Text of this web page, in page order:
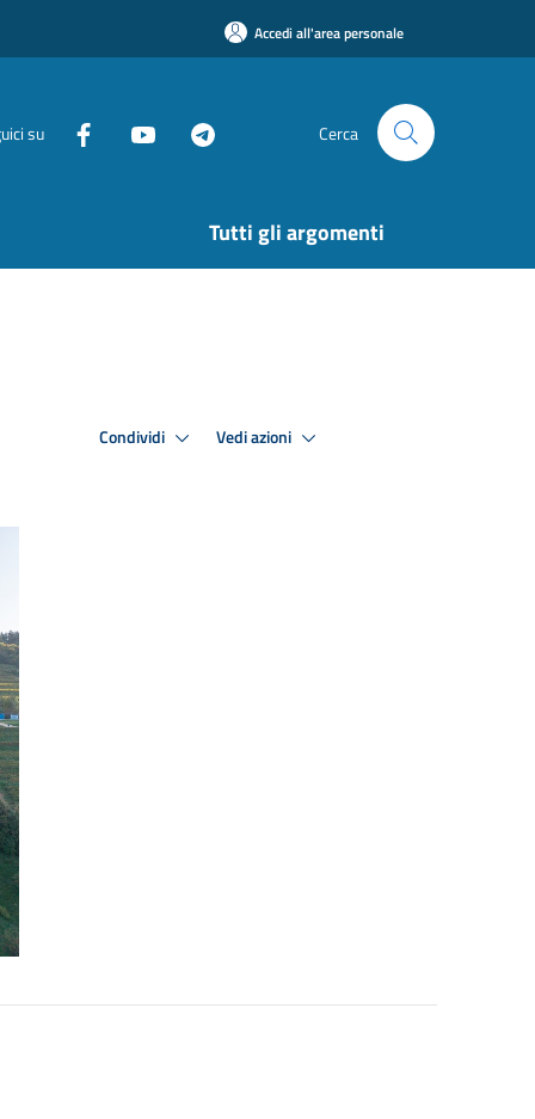
Accedi all'area personale
su Cerca
Tutti gli argomenti
Condividi Vedi azioni